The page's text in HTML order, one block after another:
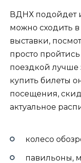
ВДНХ подойдет
можно сходить в
выставки,
просто
поездкой лучше
купить билеты
посещения,
актуальное
колесо
павильоны,